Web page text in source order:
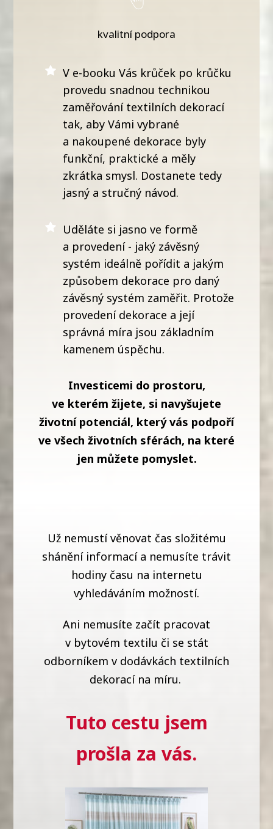
kvalitní podpora
V e-booku Vás krůček po krůčku
provedu snadnou technikou
zaměřování textilních dekorací
tak, aby Vámi vybrané
a nakoupené dekorace byly
funkční, praktické a měly
zkrátka smysl. Dostanete tedy
jasný a stručný návod.
Uděláte si jasno ve formě
a provedení - jaký závěsný
systém ideálně pořídit a jakým
způsobem dekorace pro daný
závěsný systém zaměřit. Protože
provedení dekorace a její
správná míra jsou základním
kamenem úspěchu.
Investicemi do prostoru,
ve kterém žijete, si navyšujete
životní potenciál, který vás podpoří
ve všech životních sférách, na které
jen můžete pomyslet.
Už nemustí věnovat čas složitému
shánění informací a nemusíte trávit
hodiny času na internetu
vyhledáváním možností.
Ani nemusíte začít pracovat
v bytovém textilu či se stát
odborníkem v dodávkách textilních
dekorací na míru.
Tuto cestu jsem
prošla za vás.